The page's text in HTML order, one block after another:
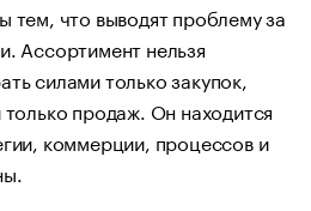
тем, что выводят проблему за
Ассортимент нельзя
силами только закупок,
продаж. Он находится
коммерции, процессов и